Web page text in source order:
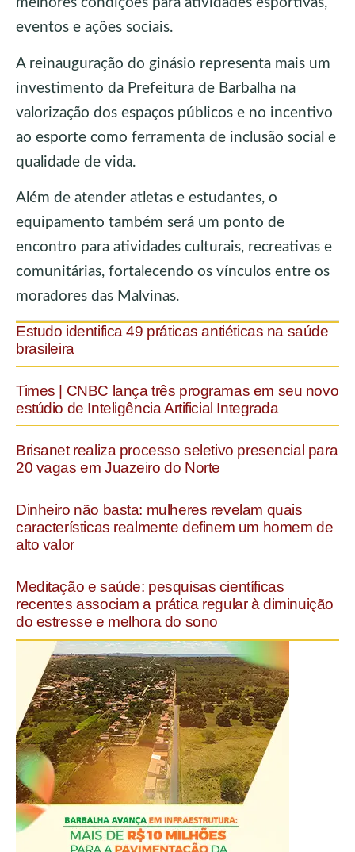
melhores condições para atividades esportivas,
eventos e ações sociais.
A reinauguração do ginásio representa mais um
investimento da Prefeitura de Barbalha na
valorização dos espaços públicos e no incentivo
ao esporte como ferramenta de inclusão social e
qualidade de vida.
Além de atender atletas e estudantes, o
equipamento também será um ponto de
encontro para atividades culturais, recreativas e
comunitárias, fortalecendo os vínculos entre os
moradores das Malvinas.
Estudo identifica 49 práticas antiéticas na saúde
brasileira
Times | CNBC lança três programas em seu novo
estúdio de Inteligência Artificial Integrada
Brisanet realiza processo seletivo presencial para
20 vagas em Juazeiro do Norte
Dinheiro não basta: mulheres revelam quais
características realmente definem um homem de
alto valor
Meditação e saúde: pesquisas científicas
recentes associam a prática regular à diminuição
do estresse e melhora do sono